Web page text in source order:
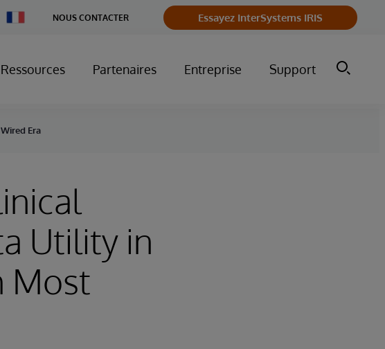
Country
NOUS CONTACTER Essayez InterSystems IRIS
Ressources Partenaires Entreprise Support
Era
Utility in
Most